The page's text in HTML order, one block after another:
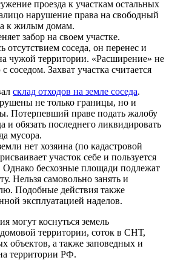
проезда к участкам остальных
нарушение права на свободный
к жилым домам.
забор на своем участке.
отсутствием соседа, он перенес и
чужой территории. «Расширение» не
соседом. Захват участка считается
склад отходов на земле соседа.
не только границы, но и
Потерпевший праве подать жалобу
и обязать последнего ликвидировать
мусора.
нет хозяина (по кадастровой
участок себе и пользуется
Однако бесхозные площади подлежат
Нельзя самовольно занять и
Подобные действия также
эксплуатацией наделов.
могут коснуться земель
территории, соток в СНТ,
объектов, а также заповедных и
территории РФ.